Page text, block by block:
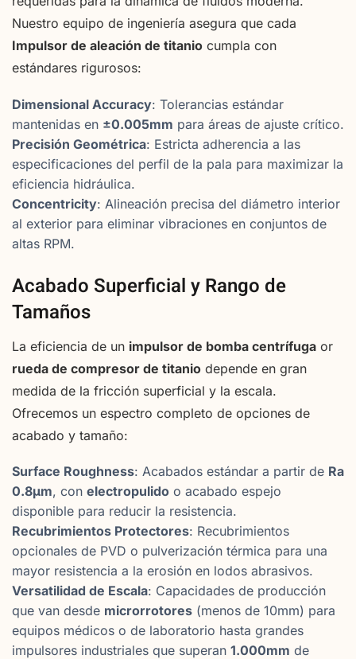
Nuestro equipo de ingeniería asegura que cada
Impulsor de aleación de titanio cumpla con
estándares rigurosos:
Dimensional Accuracy: Tolerancias estándar
mantenidas en ±0.005mm para áreas de ajuste crítico.
Precisión Geométrica: Estricta adherencia a las
especificaciones del perfil de la pala para maximizar la
eficiencia hidráulica.
Concentricity: Alineación precisa del diámetro interior
al exterior para eliminar vibraciones en conjuntos de
altas RPM.
Acabado Superficial y Rango de
Tamaños
La eficiencia de un impulsor de bomba centrífuga or
rueda de compresor de titanio depende en gran
medida de la fricción superficial y la escala.
Ofrecemos un espectro completo de opciones de
acabado y tamaño:
Surface Roughness: Acabados estándar a partir de Ra
0.8μm, con electropulido o acabado espejo
disponible para reducir la resistencia.
Recubrimientos Protectores: Recubrimientos
opcionales de PVD o pulverización térmica para una
mayor resistencia a la erosión en lodos abrasivos.
Versatilidad de Escala: Capacidades de producción
que van desde microrrotores (menos de 10mm) para
equipos médicos o de laboratorio hasta grandes
impulsores industriales que superan 1.000mm de